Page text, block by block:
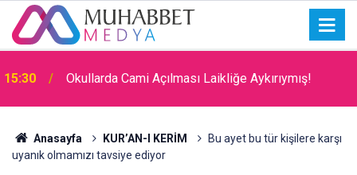
15:30 Okullarda Cami Açılması Laikliğe Aykırıymış!
Anasayfa KUR’AN-I KERİM
Bu ayet bu tür kişilere karşı
uyanık olmamızı tavsiye ediyor